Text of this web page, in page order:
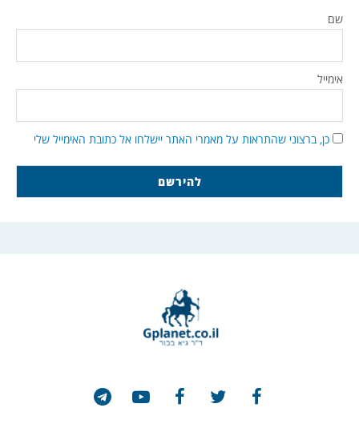
שם
אימייל
כן, ברצוני שהתראות על מאמרי האתר יישלחו אל כתובת האימייל שלי